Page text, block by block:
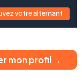
votre alternant
mon profil →